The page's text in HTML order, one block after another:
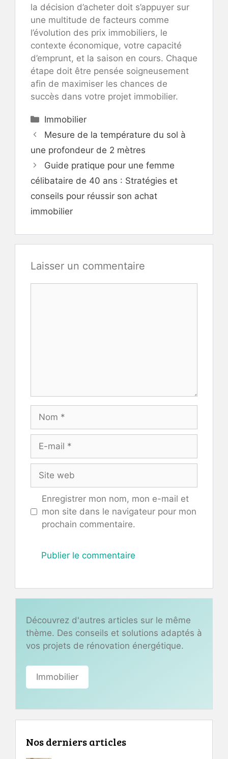
la décision d’acheter doit s’appuyer sur
une multitude de facteurs comme
l’évolution des prix immobiliers, le
contexte économique, votre capacité
d’emprunt, et la saison en cours. Chaque
étape doit être pensée soigneusement
afin de maximiser les chances de
succès dans votre projet immobilier.
Catégories
Immobilier
Mesure de la température du sol à
une profondeur de 2 mètres
Guide pratique pour une femme
célibataire de 40 ans : Stratégies et
conseils pour réussir son achat
immobilier
Laisser un commentaire
mail
web
Enregistrer mon nom, mon e-mail et
mon site dans le navigateur pour mon
prochain commentaire.
Découvrez d'autres articles sur le même
thème. Des conseils et solutions adaptés à
vos projets de rénovation énergétique.
Immobilier
Nos derniers articles